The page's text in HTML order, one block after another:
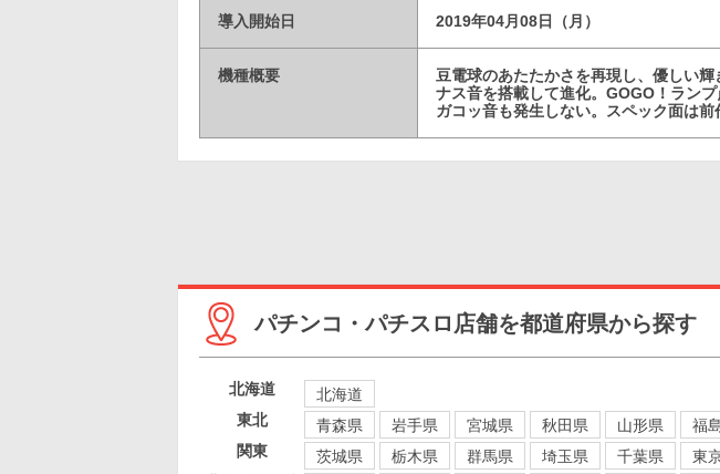
導入開始日 2019年04月08日（月）
機種概要
豆電球のあたたかさを再現し、優しい
ナス音を搭載して進化。GOGO！ラン
ガコッ音も発生しない。スペック面は
パチンコ・パチスロ店舗を都道府県から探す
北海道
北海道
東北
青森県 岩手県 宮城県 秋田県 山形県
福
関東
茨城県 栃木県 群馬県 埼玉県 千葉県 東